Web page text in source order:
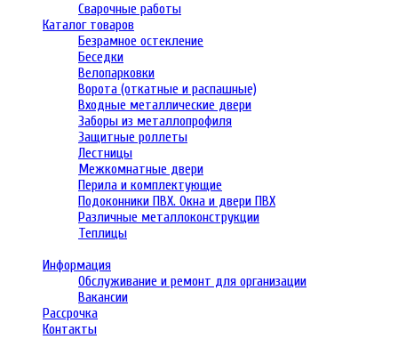
Сварочные работы
Каталог товаров
Безрамное остекление
Беседки
Велопарковки
Ворота (откатные и распашные)
Входные металлические двери
Заборы из металлопрофиля
Защитные роллеты
Лестницы
Межкомнатные двери
Перила и комплектующие
Подоконники ПВХ. Окна и двери ПВХ
Различные металлоконструкции
Теплицы
Информация
Обслуживание и ремонт для организации
Вакансии
Рассрочка
Контакты